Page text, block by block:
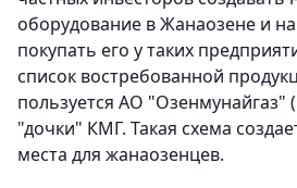
оборудование в Жанаозене и
покупать его у таких
список востребованной
пользуется АО "Озенмунайгаз"
"дочки" КМГ. Такая схема
места для жанаозенцев.